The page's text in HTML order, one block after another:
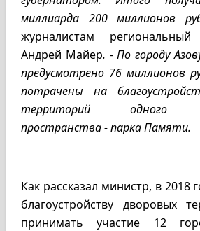
миллиарда 200 миллионов
журналистам
Андрей Майер. - По городу
предусмотрено 76 миллионов
потрачены на
территорий одного
пространства - парка Памяти.
Как рассказал министр, в 2018
благоустройству дворовых
принимать участие 12